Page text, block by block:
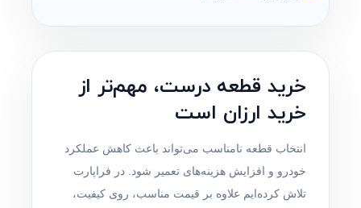
خرید قطعه درست، مهم‌تر از
خرید ارزان است
انتخاب قطعه نامناسب می‌تواند باعث کاهش عملکرد
خودرو و افزایش هزینه‌های تعمیر شود. در فراپارت
تلاش کرده‌ایم علاوه بر قیمت مناسب، روی کیفیت،